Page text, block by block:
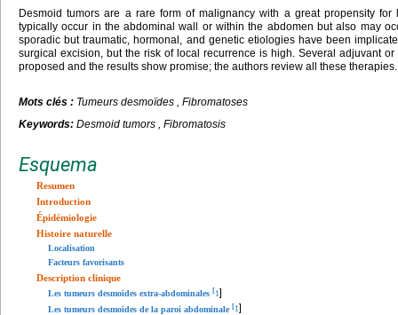
Desmoid tumors are a rare form of malignancy with a great propensity
typically occur in the abdominal wall or within the abdomen but also may
sporadic but traumatic, hormonal, and genetic etiologies have been
surgical excision, but the risk of local recurrence is high. Several adjuvant
proposed and the results show promise; the authors review all these therapies.
Mots clés : Tumeurs desmoïdes , Fibromatoses
Keywords: Desmoid tumors , Fibromatosis
Esquema
Resumen
Introduction
Épidémiologie
Histoire naturelle
Localisation
Facteurs favorisants
Description clinique
Les tumeurs desmoïdes extra-abdominales [1
Les tumeurs desmoïdes de la paroi abdominale [1